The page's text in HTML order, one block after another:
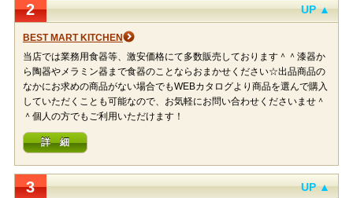
2 UP ▲
BEST MART KITCHEN
当店では業務用食器等、激安価格にて多数販売しております＾＾漆器か
ら陶器やメラミン器まで食器のことならおまかせください☆出品商品の
なかにお求めの商品がない場合でもWEBカタログより商品を選んで購入
していただくことも可能なので、お気軽にお問い合わせくださいませ＾
＾個人の方でもご利用いただけます！
詳 細
3 UP ▲